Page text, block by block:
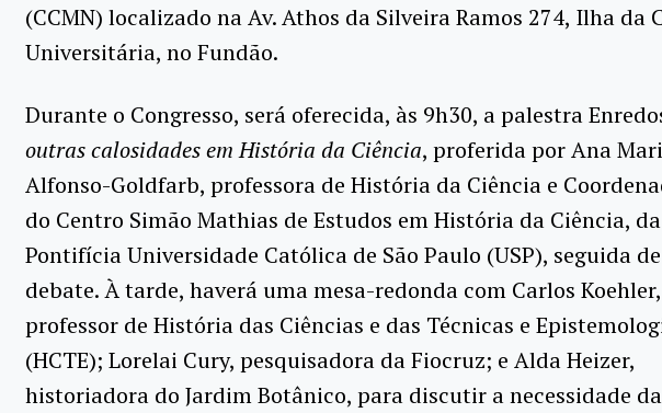
(CCMN) localizado na Av. Athos da Silveira Ramos 274, Ilha da
Universitária, no Fundão.
Durante o Congresso, será oferecida, às 9h30, a palestra
outras calosidades em História da Ciência, proferida por Ana
Alfonso-Goldfarb, professora de História da Ciência e
do Centro Simão Mathias de Estudos em História da Ciência, da
Pontifícia Universidade Católica de São Paulo (USP), seguida de
debate. À tarde, haverá uma mesa-redonda com Carlos Koehler,
professor de História das Ciências e das Técnicas e
(HCTE); Lorelai Cury, pesquisadora da Fiocruz; e Alda Heizer,
historiadora do Jardim Botânico, para discutir a necessidade da